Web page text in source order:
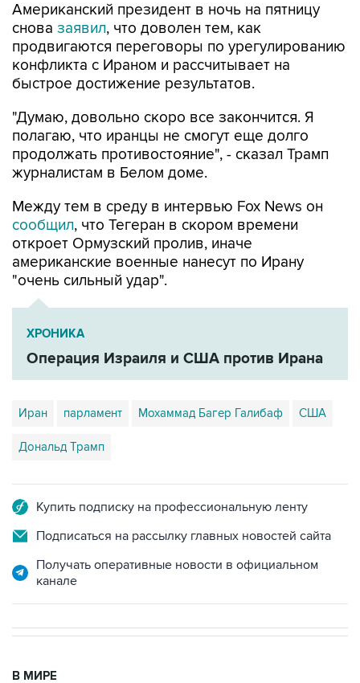
Американский президент в ночь на пятницу
снова заявил, что доволен тем, как
продвигаются переговоры по урегулированию
конфликта с Ираном и рассчитывает на
быстрое достижение результатов.
"Думаю, довольно скоро все закончится. Я
полагаю, что иранцы не смогут еще долго
продолжать противостояние", - сказал Трамп
журналистам в Белом доме.
Между тем в среду в интервью Fox News он
сообщил, что Тегеран в скором времени
откроет Ормузский пролив, иначе
американские военные нанесут по Ирану
"очень сильный удар".
ХРОНИКА
Операция Израиля и США против Ирана
Иран парламент Мохаммад Багер Галибаф США
Дональд Трамп
Купить подписку на профессиональную ленту
Подписаться на рассылку главных новостей сайта
Получать оперативные новости в официальном
канале
В МИРЕ